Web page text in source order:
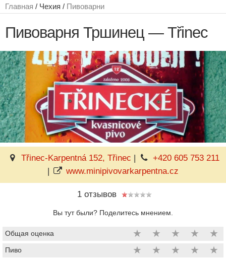
Главная / Чехия / Пивоварни
Пивоварня Тршинец — Třinec
Třinec-Karpentná 152, Třinec |
+420 605 753 211
|
www.minipivovarkarpentna.cz
1 отзывов
Вы тут были? Поделитесь мнением.
Общая оценка ★ ★ ★ ★ ★
Пиво ★ ★ ★ ★ ★